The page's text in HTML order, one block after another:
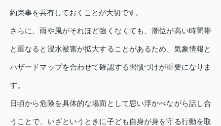
約束事を共有しておくことが大切です。
さらに、雨や風がそれほど強くなくても、潮位が高い時間帯
と重なると浸水被害が拡大することがあるため、気象情報と
ハザードマップを合わせて確認する習慣づけが重要になりま
す。
日頃から危険を具体的な場面として思い浮かべながら話し合
うことで、いざというときに子ども自身が身を守る行動を取